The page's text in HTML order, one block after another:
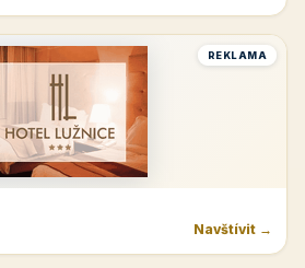
REKLAMA
Navštívit →